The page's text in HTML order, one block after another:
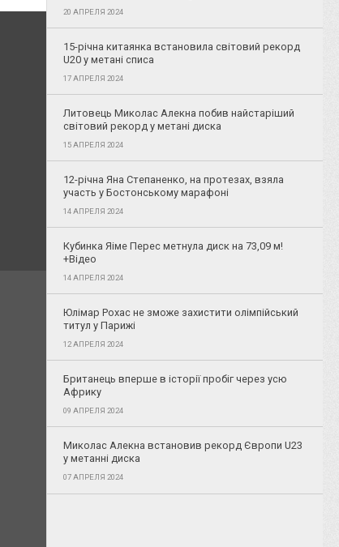
20 АПРЕЛЯ 2024
15-річна китаянка встановила світовий рекорд
U20 у метані списа
17 АПРЕЛЯ 2024
Литовець Миколас Алекна побив найстаріший
світовий рекорд у метані диска
15 АПРЕЛЯ 2024
12-річна Яна Степаненко, на протезах, взяла
участь у Бостонському марафоні
14 АПРЕЛЯ 2024
Кубинка Яіме Перес метнула диск на 73,09 м!
+Відео
14 АПРЕЛЯ 2024
Юлімар Рохас не зможе захистити олімпійський
титул у Парижі
12 АПРЕЛЯ 2024
Британець вперше в історії пробіг через усю
Африку
09 АПРЕЛЯ 2024
Миколас Алекна встановив рекорд Європи U23
у метанні диска
07 АПРЕЛЯ 2024